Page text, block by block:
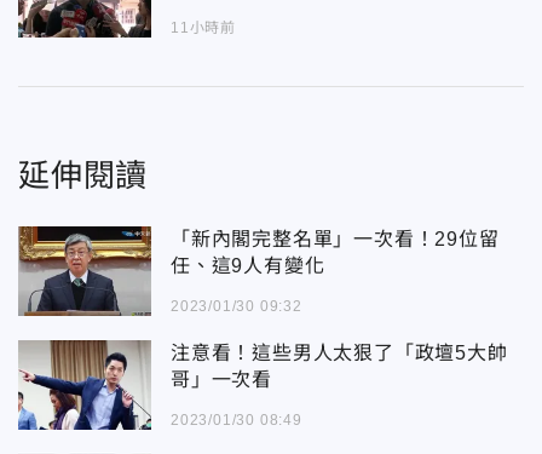
11小時前
延伸閱讀
「新內閣完整名單」一次看！29位留
任、這9人有變化
2023/01/30 09:32
注意看！這些男人太狠了「政壇5大帥
哥」一次看
2023/01/30 08:49